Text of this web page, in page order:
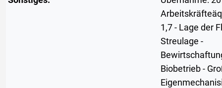
1,7 - Lage der
Streulage -
Biobetrieb -